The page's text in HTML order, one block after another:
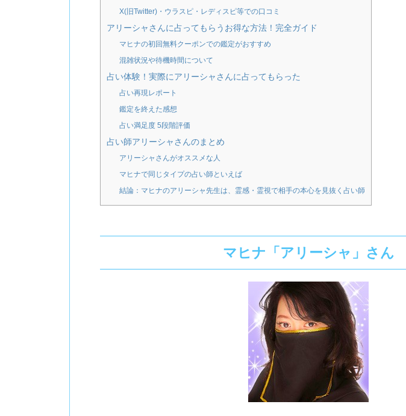
X(旧Twitter)・ウラスピ・レディスピ等での口コミ
アリーシャさんに占ってもらうお得な方法！完全ガイド
マヒナの初回無料クーポンでの鑑定がおすすめ
混雑状況や待機時間について
占い体験！実際にアリーシャさんに占ってもらった
占い再現レポート
鑑定を終えた感想
占い満足度 5段階評価
占い師アリーシャさんのまとめ
アリーシャさんがオススメな人
マヒナで同じタイプの占い師といえば
結論：マヒナのアリーシャ先生は、霊感・霊視で相手の本心を見抜く占い師
マヒナ「アリーシャ」さん